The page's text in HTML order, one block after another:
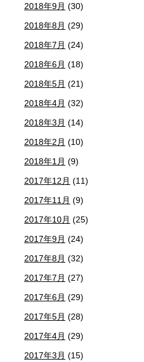
2018年9月 (30)
2018年8月 (29)
2018年7月 (24)
2018年6月 (18)
2018年5月 (21)
2018年4月 (32)
2018年3月 (14)
2018年2月 (10)
2018年1月 (9)
2017年12月 (11)
2017年11月 (9)
2017年10月 (25)
2017年9月 (24)
2017年8月 (32)
2017年7月 (27)
2017年6月 (29)
2017年5月 (28)
2017年4月 (29)
2017年3月 (15)